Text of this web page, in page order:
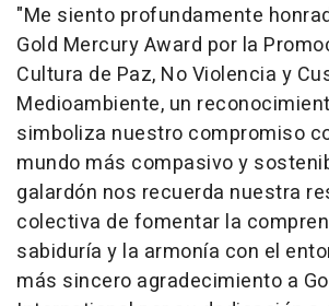
"Me siento profundamente
Gold Mercury Award por la
Cultura de Paz, No Violencia y
Medioambiente, un
simboliza nuestro compromiso
mundo más compasivo y
galardón nos recuerda nuestra
colectiva de fomentar la
sabiduría y la armonía con el
más sincero agradecimiento a